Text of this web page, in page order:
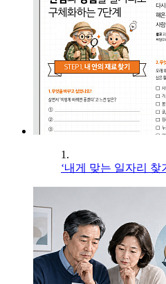
1.
‘내게 맞는 일자리 찾